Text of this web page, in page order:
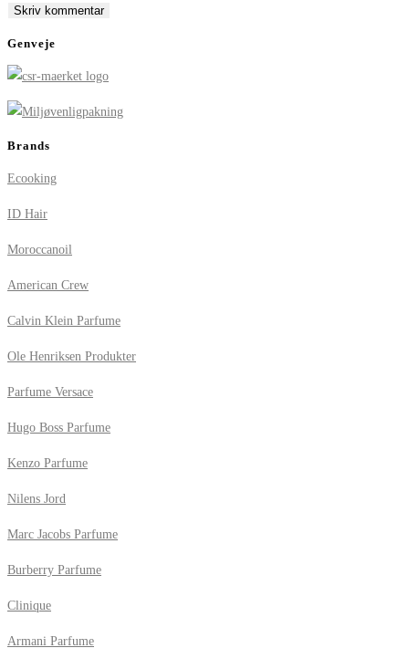
comment
comment
(optional)
Genveje
Brands
Ecooking
ID Hair
Moroccanoil
American Crew
Calvin Klein Parfume
Ole Henriksen Produkter
Parfume Versace
Hugo Boss Parfume
Kenzo Parfume
Nilens Jord
Marc Jacobs Parfume
Burberry Parfume
Clinique
Armani Parfume